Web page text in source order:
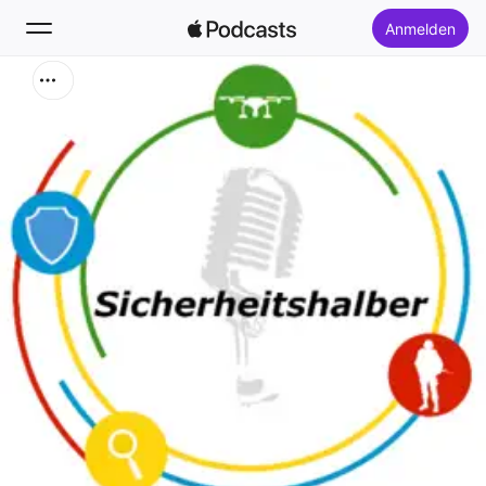
Anmelden
Startseite
Neu
Top-Charts